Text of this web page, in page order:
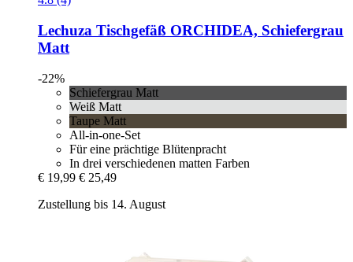
Lechuza Tischgefäß ORCHIDEA, Schiefergrau
Matt
-22%
Schiefergrau Matt
Weiß Matt
Taupe Matt
All-in-one-Set
Für eine prächtige Blütenpracht
In drei verschiedenen matten Farben
€ 19,99 € 25,49
Zustellung bis 14. August